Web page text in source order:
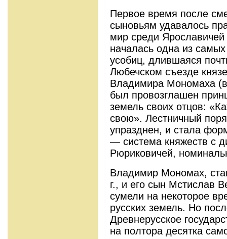
Первое время после
сыновьям удавалось
мир среди
началась одна из
усобиц, длившаяся
Любечском съезде
Владимира Мономаха
был провозглашен
земель своих отцов:
свою». Лестничный
упразднен, и стала
— система княжеств с
Рюриковичей,
Владимир Мономах,
г., и его сын Мстислав
сумели на некоторое
русских земель. Но
Древнерусское
на полтора десятка